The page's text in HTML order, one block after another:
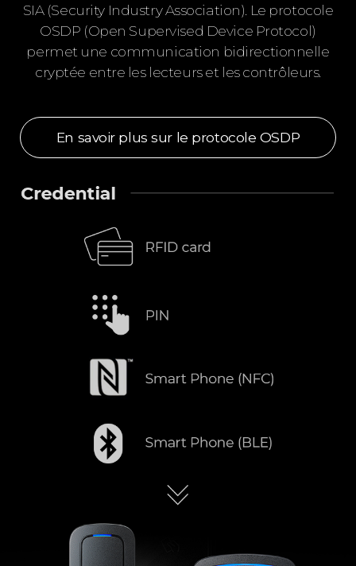
SIA (Security Industry Association). Le protocole
OSDP (Open Supervised Device Protocol)
permet une communication bidirectionnelle
cryptée entre les lecteurs et les contrôleurs.
En savoir plus sur le protocole OSDP